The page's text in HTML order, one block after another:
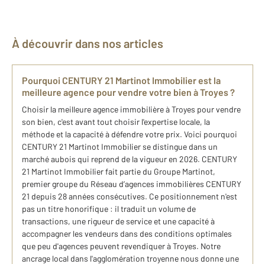
À découvrir dans nos articles
Pourquoi CENTURY 21 Martinot Immobilier est la
meilleure agence pour vendre votre bien à Troyes ?
Choisir la meilleure agence immobilière à Troyes pour vendre
son bien, c'est avant tout choisir l'expertise locale, la
méthode et la capacité à défendre votre prix. Voici pourquoi
CENTURY 21 Martinot Immobilier se distingue dans un
marché aubois qui reprend de la vigueur en 2026. CENTURY
21 Martinot Immobilier fait partie du Groupe Martinot,
premier groupe du Réseau d’agences immobilières CENTURY
21 depuis 28 années consécutives. Ce positionnement n'est
pas un titre honorifique : il traduit un volume de
transactions, une rigueur de service et une capacité à
accompagner les vendeurs dans des conditions optimales
que peu d'agences peuvent revendiquer à Troyes. Notre
ancrage local dans l'agglomération troyenne nous donne une